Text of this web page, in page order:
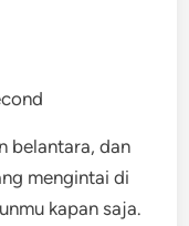
belantara, dan
mengintai di
kapan saja.